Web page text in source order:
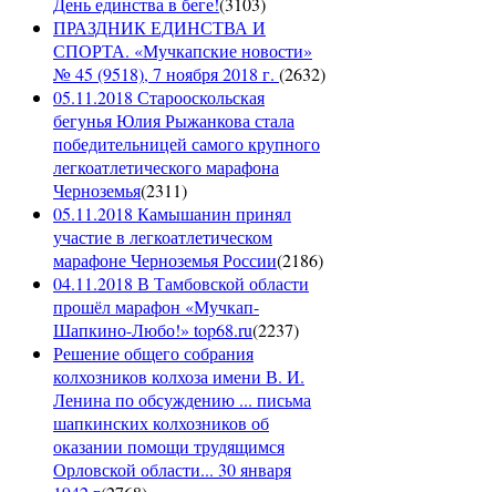
ПРАЗДНИК ЕДИНСТВА И
СПОРТА. «Мучкапские новости»
№ 45 (9518), 7 ноября 2018 г. (2632)
05.11.2018 Старооскольская
бегунья Юлия Рыжанкова стала
победительницей самого крупного
легкоатлетического марафона
Черноземья(2311)
05.11.2018 Камышанин принял
участие в легкоатлетическом
марафоне Черноземья России(2186)
04.11.2018 В Тамбовской области
прошёл марафон «Мучкап-
Шапкино-Любо!» top68.ru(2237)
Решение общего собрания
колхозников колхоза имени В. И.
Ленина по обсуждению ... письма
шапкинских колхозников об
оказании помощи трудящимся
Орловской области... 30 января